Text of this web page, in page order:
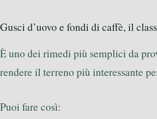
Gusci d’uovo e fondi di caffè, il
È uno dei rimedi più semplici da
rendere il terreno più interessante
Puoi fare così: